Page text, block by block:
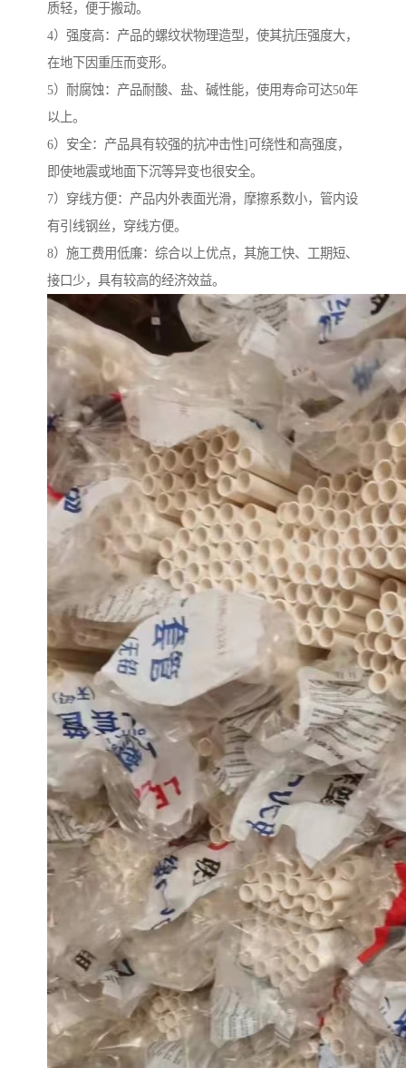
质轻，便于搬动。
4）强度高：产品的螺纹状物理造型，使其抗压强度大，
在地下因重压而变形。
5）耐腐蚀：产品耐酸、盐、碱性能，使用寿命可达50年
以上。
6）安全：产品具有较强的抗冲击性]可绕性和高强度，
即使地震或地面下沉等异变也很安全。
7）穿线方便：产品内外表面光滑，摩擦系数小，管内设
有引线钢丝，穿线方便。
8）施工费用低廉：综合以上优点，其施工快、工期短、
接口少，具有较高的经济效益。